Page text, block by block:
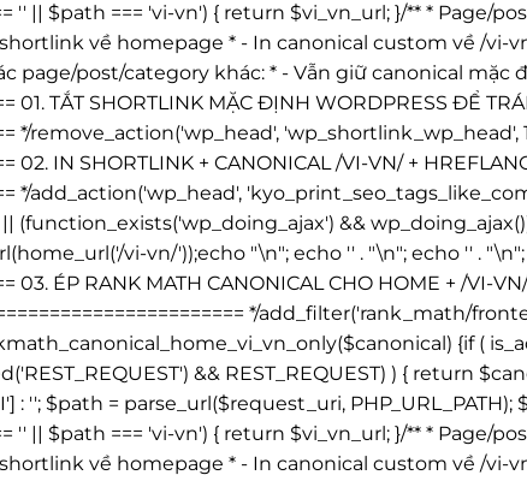
'' || $path === 'vi-vn') { return $vi_vn_url; }/** * Page/
shortlink về homepage * - In canonical custom về /vi-
page/post/category khác: * - Vẫn giữ canonical mặc
01. TẮT SHORTLINK MẶC ĐỊNH WORDPRESS ĐỂ
*/remove_action('wp_head', 'wp_shortlink_wp_head',
02. IN SHORTLINK + CANONICAL /VI-VN/ +
*/add_action('wp_head',
&& wp_doing_ajax())
vi-vn/'));echo "\n"; echo '' . "\n"; echo '' .
03. ÉP RANK MATH CANONICAL CHO HOME + /VI-
*/add_filter('rank_math/
{if (
&& REST_REQUEST) ) { return
: ''; $path = parse_url($request_uri,
'' || $path === 'vi-vn') { return $vi_vn_url; }/** * Page/
shortlink về homepage * - In canonical custom về /vi-